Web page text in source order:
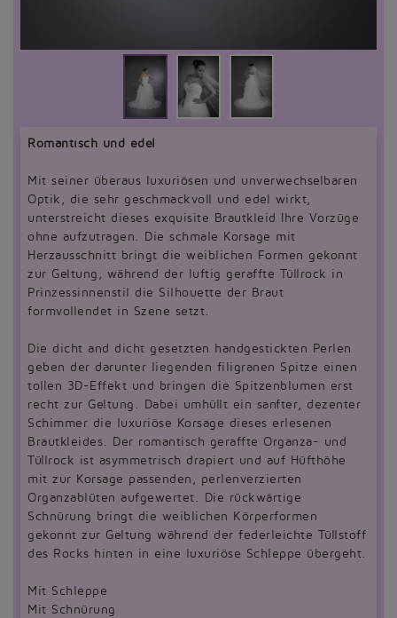
Romantisch und edel
Mit seiner überaus luxuriösen und unverwechselbaren
Optik, die sehr geschmackvoll und edel wirkt,
unterstreicht dieses exquisite Brautkleid Ihre Vorzüge
ohne aufzutragen. Die schmale Korsage mit
Herzausschnitt bringt die weiblichen Formen gekonnt
zur Geltung, während der luftig geraffte Tüllrock in
Prinzessinnenstil die Silhouette der Braut
formvollendet in Szene setzt.
Die dicht and dicht gesetzten handgestickten Perlen
geben der darunter liegenden filigranen Spitze einen
tollen 3D-Effekt und bringen die Spitzenblumen erst
recht zur Geltung. Dabei umhüllt ein sanfter, dezenter
Schimmer die luxuriöse Korsage dieses erlesenen
Brautkleides. Der romantisch geraffte Organza- und
Tüllrock ist asymmetrisch drapiert und auf Hüfthöhe
mit zur Korsage passenden, perlenverzierten
Organzablüten aufgewertet. Die rückwärtige
Schnürung bringt die weiblichen Körperformen
gekonnt zur Geltung während der federleichte Tüllstoff
des Rocks hinten in eine luxuriöse Schleppe übergeht.
Mit Schleppe
Mit Schnürung